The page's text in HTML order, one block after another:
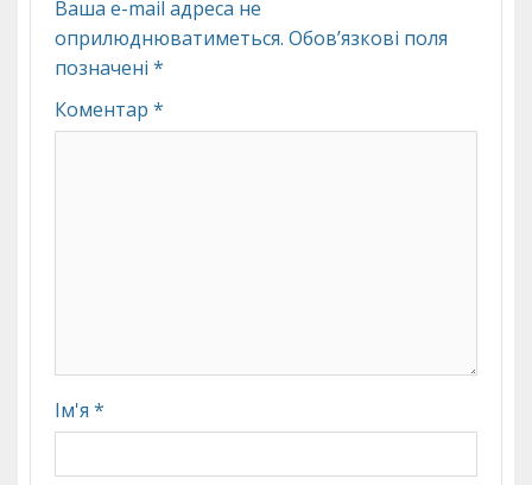
Ваша e-mail адреса не
оприлюднюватиметься. Обов’язкові поля
позначені *
Коментар *
Ім'я *